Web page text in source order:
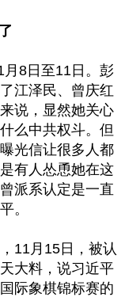
8日至11日。彭
江泽民、曾庆红
说，显然她关心
么中共权斗。但
光信让很多人都
有人怂恿她在这
派系认定是一直
。
11月15日，被认
大料，说习近平
际象棋锦标赛的